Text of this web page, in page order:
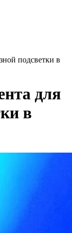
подсветки в
для
в